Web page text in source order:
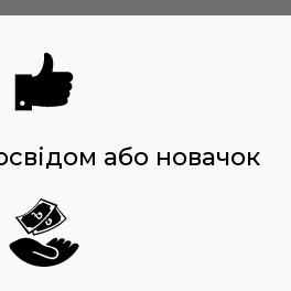
або новачок